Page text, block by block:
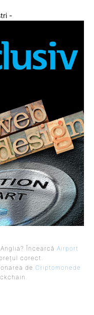
-
Încearcă Airport
corect.
de Criptomonede